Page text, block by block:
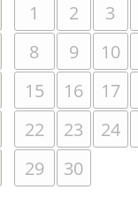
1
2 3
8
9 10
15
16 17
22
23 24
29
30